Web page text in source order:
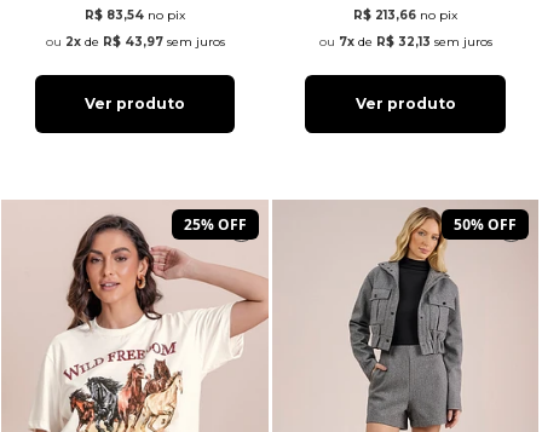
R$ 83,54 no pix
2xde R$ 43,97sem juros
Ver produto
R$ 213,66 no pix
7xde R$ 32,13 sem juros
Ver produto
25% OFF 50% OFF